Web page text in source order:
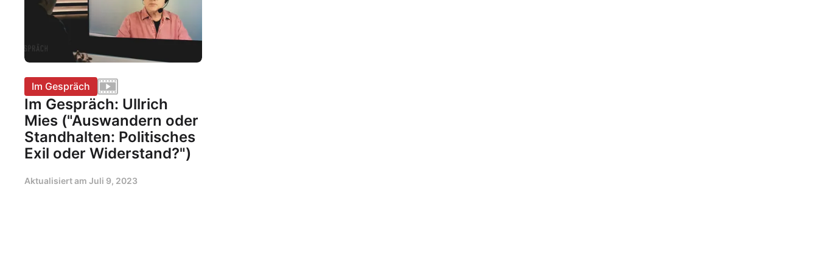
Im Gespräch
Im Gespräch: Ullrich
Mies ("Auswandern oder
Standhalten: Politisches
Exil oder Widerstand?")
Aktualisiert am Juli 9, 2023